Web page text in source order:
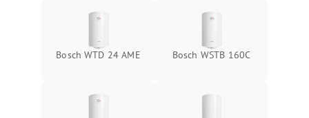
Bosch WTD 24 AME Bosch WSTB 160C